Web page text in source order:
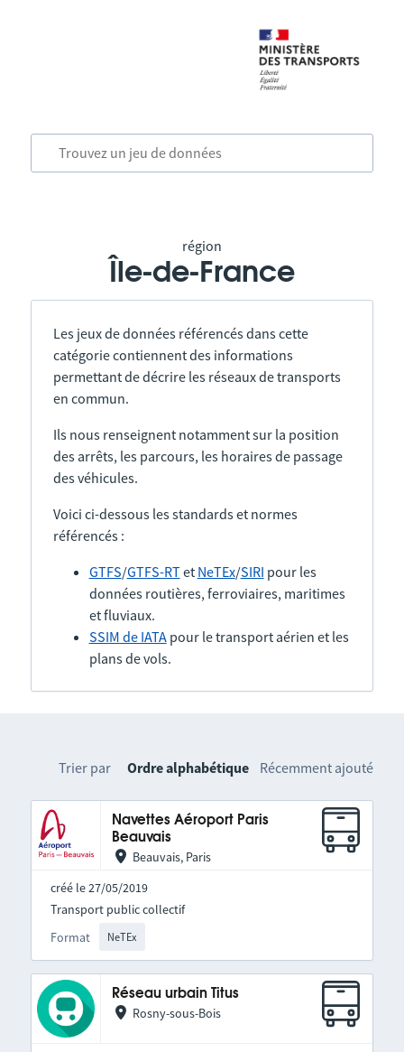
région
Île-de-France
Les jeux de données référencés dans cette
catégorie contiennent des informations
permettant de décrire les réseaux de transports
en commun.
Ils nous renseignent notamment sur la position
des arrêts, les parcours, les horaires de passage
des véhicules.
Voici ci-dessous les standards et normes
référencés :
GTFS/GTFS-RTet NeTEx/SIRI pour les
données routières, ferroviaires, maritimes
et fluviaux.
SSIM de IATApour le transport aérien et les
plans de vols.
Trier par Ordre alphabétique Récemment ajouté
Navettes Aéroport Paris
Beauvais
Beauvais, Paris
créé le 27/05/2019
Format NeTEx
Transport public collectif
Réseau urbain Titus
Rosny-sous-Bois